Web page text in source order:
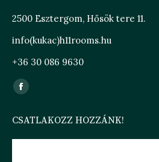
2500 Esztergom, Hősök tere 11.
info(kukac)h11rooms.hu
+36 30 086 9630
Find us on:
Facebook
opens
in
CSATLAKOZZ HOZZÁNK!